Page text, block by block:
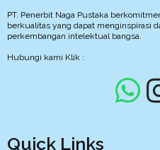
PT. Penerbit Naga Pustaka
berkualitas yang dapat menginspirasi
perkembangan intelektual bangsa.
Hubungi kami Klik :
Quick Links